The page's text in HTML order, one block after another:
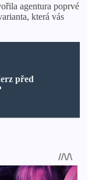
agentura poprvé
která vás
před